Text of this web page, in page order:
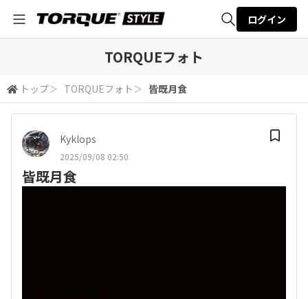
検索
ログイン
TORQUEフォト
トップ＞ TORQUEフォト ＞ 皆既月食
Kyklops
2025/09/08 02:50
皆既月食